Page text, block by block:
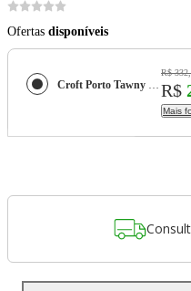
Ofertas disponíveis
Croft Porto Tawny Reserve
R$
R$
Mais